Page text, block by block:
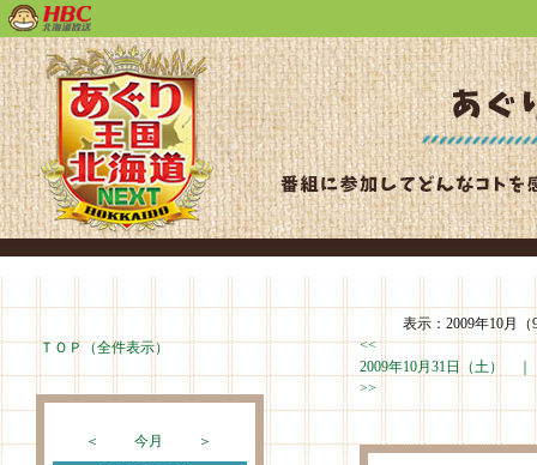
ＴＯＰ（全件表示）
＜ 今月 ＞
表示：2009年10月（
<<
2009年10月31日（土）
>>